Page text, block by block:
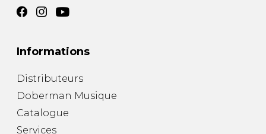
Informations
Distributeurs
Doberman Musique
Catalogue
Services